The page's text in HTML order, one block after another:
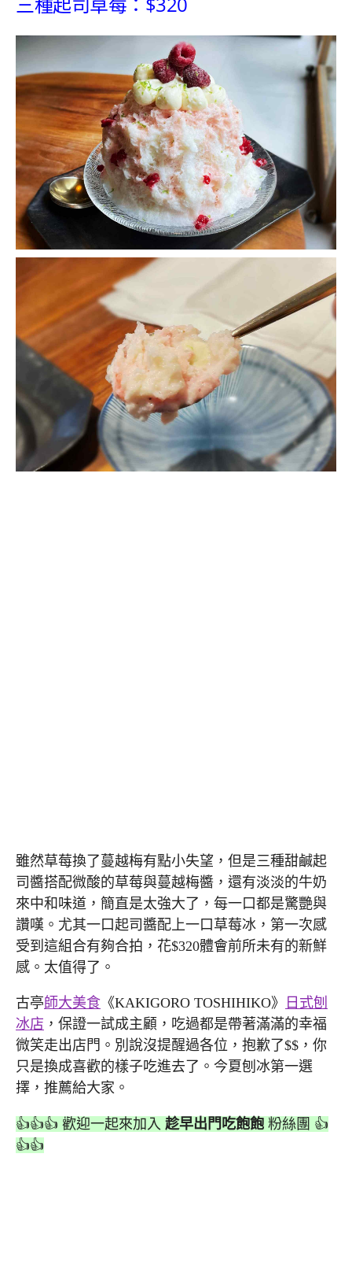
雖然草莓換了蔓越梅有點小失望，但是三種甜鹹起
司醬搭配微酸的草莓與蔓越梅醬，還有淡淡的牛奶
來中和味道，簡直是太強大了，每一口都是驚艷與
讚嘆。尤其一口起司醬配上一口草莓冰，第一次感
受到這組合有夠合拍，花$320體會前所未有的新鮮
感。太值得了。
古亭師大美食 《KAKIGORO TOSHIHIKO》
日式刨
冰店 ，保證一試成主顧，吃過都是帶著滿滿的幸福
微笑走出店門。別說沒提醒過各位，抱歉了$$，你
只是換成喜歡的樣子吃進去了。今夏刨冰第一選
擇，推薦給大家。
👍👍👍 歡迎一起來加入 趁早出門吃飽飽 粉絲團 👍
👍👍